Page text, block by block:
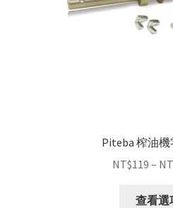
Piteba 榨油
NT$119 –
查看選